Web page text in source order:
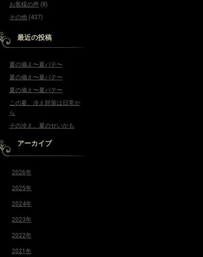
お客様の声 (8)
その他 (437)
最近の投稿
夏の備え〜夏バテ〜
夏の備え〜夏バテ〜
夏の備え〜夏バテ〜
この夏、冷え対策は日常か
ら
その冷え、夏のせいかも
アーカイブ
2026年
2025年
2024年
2023年
2022年
2021年